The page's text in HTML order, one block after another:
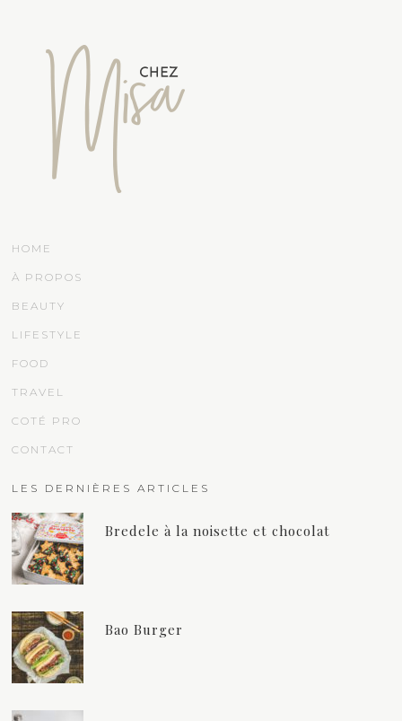
HOME
À PROPOS
BEAUTY
LIFESTYLE
FOOD
TRAVEL
COTÉ PRO
CONTACT
LES DERNIÈRES ARTICLES
Bredele à la noisette et chocolat
Bao Burger